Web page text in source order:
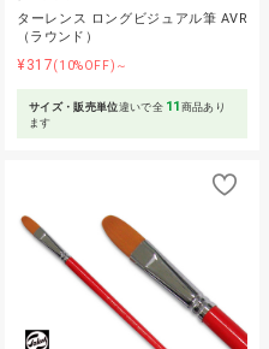
ターレンス ロングビジュアル筆 AVR
（ラウンド）
¥317(10%OFF)～
サイズ・販売単位違いで全 11 商品あり
ます